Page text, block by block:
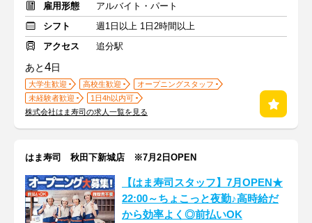
雇用形態
アルバイト・パート
シフト
週1日以上 1日2時間以上
アクセス
追分駅
あと4日
大学生歓迎 高校生歓迎
オープニングスタッフ
未経験者歓迎
1日4h以内可
株式会社はま寿司の求人一覧を見る
はま寿司 秋田下新城店 ※7月2日OPEN
【はま寿司スタッフ】7月OPEN★
22:00～ちょこっと夜勤♪高時給だ
から効率よく◎前払いOK